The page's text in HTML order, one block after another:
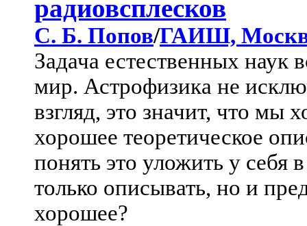
радиовсплесков
С. Б. Попов/ГАИШ,
Задача естественных наук
мир. Астрофизика не
взгляд, это значит, что мы
хорошее теоретическое
понять это уложить у себя
только описывать, но и
хорошее?